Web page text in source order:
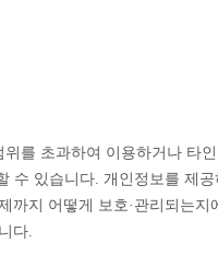
를 초과하여 이용하거나 타
있습니다. 개인정보를 제
지 어떻게 보호·관리되는
다.